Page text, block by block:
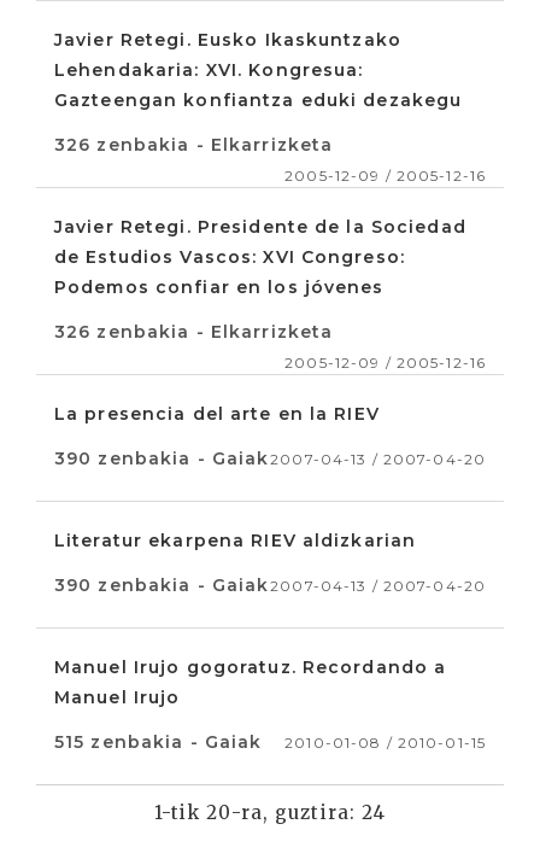
Javier Retegi. Eusko Ikaskuntzako
Lehendakaria: XVI. Kongresua:
Gazteengan konfiantza eduki dezakegu
326 zenbakia - Elkarrizketa
2005-12-09 / 2005-12-16
Javier Retegi. Presidente de la Sociedad
de Estudios Vascos: XVI Congreso:
Podemos confiar en los jóvenes
326 zenbakia - Elkarrizketa
2005-12-09 / 2005-12-16
La presencia del arte en la RIEV
390 zenbakia - Gaiak2007-04-13 / 2007-04-20
Literatur ekarpena RIEV aldizkarian
390 zenbakia - Gaiak2007-04-13 / 2007-04-20
Manuel Irujo gogoratuz. Recordando a
Manuel Irujo
515 zenbakia - Gaiak 2010-01-08 / 2010-01-15
1-tik 20-ra, guztira: 24